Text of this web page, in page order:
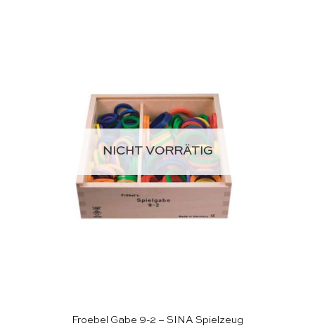
NICHT VORRÄTIG
Froebel Gabe 9-2 – SINA Spielzeug